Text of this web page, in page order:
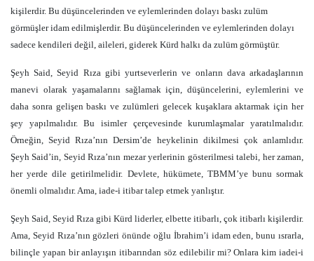
kişilerdir. Bu düşüncelerinden ve eylemlerinden dolayı baskı zulüm
görmüşler idam edilmişlerdir. Bu düşüncelerinden ve eylemlerinden dolayı
sadece kendileri değil, aileleri, giderek Kürd halkı da zulüm görmüştür.
Şeyh Said, Seyid Rıza gibi yurtseverlerin ve onların dava arkadaşlarının
manevi olarak yaşamalarını sağlamak için, düşüncelerini, eylemlerini ve
daha sonra gelişen baskı ve zulümleri gelecek kuşaklara aktarmak için her
şey yapılmalıdır. Bu isimler çerçevesinde kurumlaşmalar yaratılmalıdır.
Örneğin, Seyid Rıza’nın Dersim’de heykelinin dikilmesi çok anlamlıdır.
Şeyh Said’in, Seyid Rıza’nın mezar yerlerinin gösterilmesi talebi, her zaman,
her yerde dile getirilmelidir. Devlete, hükümete, TBMM’ye bunu sormak
önemli olmalıdır. Ama, iade-i itibar talep etmek yanlıştır.
Şeyh Said, Seyid Rıza gibi Kürd liderler, elbette itibarlı, çok itibarlı kişilerdir.
Ama, Seyid Rıza’nın gözleri önünde oğlu İbrahim’i idam eden, bunu ısrarla,
bilinçle yapan bir anlayışın itibarından söz edilebilir mi? Onlara kim iadei-i